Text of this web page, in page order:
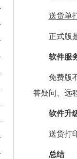
送货单
正式版
软件服
免费版
答疑问、远
软件升
送货打
总结